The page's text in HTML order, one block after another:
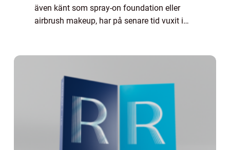
även känt som spray-on foundation eller
airbrush makeup, har på senare tid vuxit i